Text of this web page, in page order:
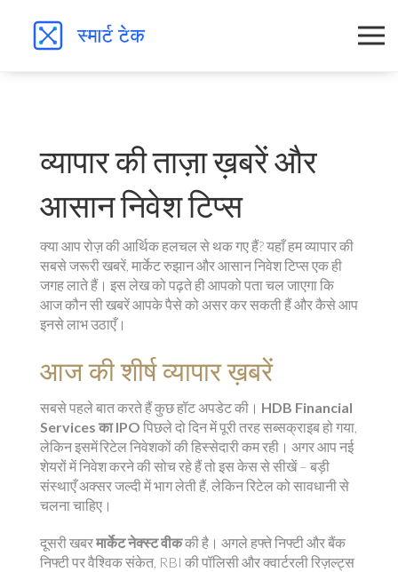
व्यापार की ताज़ा ख़बरें और
आसान निवेश टिप्स
क्या आप रोज़ की आर्थिक हलचल से थक गए हैं? यहाँ हम व्यापार की
सबसे जरूरी खबरें, मार्केट रुझान और आसान निवेश टिप्स एक ही
जगह लाते हैं। इस लेख को पढ़ते ही आपको पता चल जाएगा कि
आज कौन सी खबरें आपके पैसे को असर कर सकती हैं और कैसे आप
इनसे लाभ उठाएँ।
आज की शीर्ष व्यापार ख़बरें
सबसे पहले बात करते हैं कुछ हॉट अपडेट की। HDB Financial
Services का IPO पिछले दो दिन में पूरी तरह सब्सक्राइब हो गया,
लेकिन इसमें रिटेल निवेशकों की हिस्सेदारी कम रही। अगर आप नई
शेयरों में निवेश करने की सोच रहे हैं तो इस केस से सीखें – बड़ी
संस्थाएँ अक्सर जल्दी में भाग लेती हैं, लेकिन रिटेल को सावधानी से
चलना चाहिए।
दूसरी खबरमार्केट नेक्स्ट वीककी है। अगले हफ्ते निफ्टी और बैंक
निफ्टी पर वैश्विक संकेत, RBI की पॉलिसी और क्वार्टरली रिज़ल्ट्स